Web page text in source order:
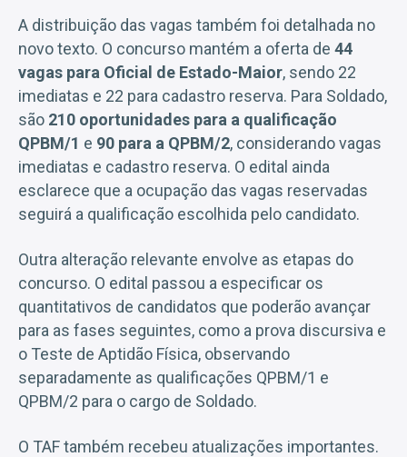
A distribuição das vagas também foi detalhada no
novo texto. O concurso mantém a oferta de 44
vagas para Oficial de Estado-Maior, sendo 22
imediatas e 22 para cadastro reserva. Para Soldado,
são 210 oportunidades para a qualificação
QPBM/1 e 90 para a QPBM/2, considerando vagas
imediatas e cadastro reserva. O edital ainda
esclarece que a ocupação das vagas reservadas
seguirá a qualificação escolhida pelo candidato.
Outra alteração relevante envolve as etapas do
concurso. O edital passou a especificar os
quantitativos de candidatos que poderão avançar
para as fases seguintes, como a prova discursiva e
o Teste de Aptidão Física, observando
separadamente as qualificações QPBM/1 e
QPBM/2 para o cargo de Soldado.
O TAF também recebeu atualizações importantes.